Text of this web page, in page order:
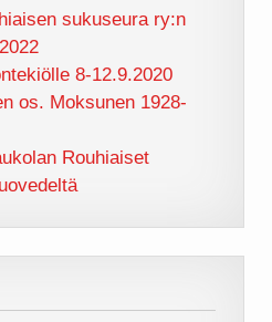
sukuseura ry:n
8-12.9.2020
os. Moksunen 1928-
Rouhiaiset